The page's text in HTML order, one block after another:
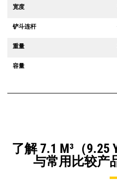
宽度
铲斗连杆
重量
容量
了解 7.1 M³（9.25
与常用比较产